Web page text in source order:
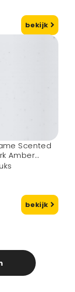
bekijk
Scented
Amber
bekijk